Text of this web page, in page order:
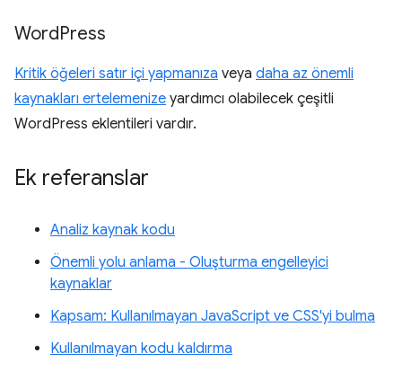
WordPress
Kritik öğeleri satır içi yapmanıza veya daha az önemli
kaynakları ertelemenize yardımcı olabilecek çeşitli
WordPress eklentileri vardır.
Ek referanslar
Analiz kaynak kodu
Önemli yolu anlama - Oluşturma engelleyici
kaynaklar
Kapsam: Kullanılmayan JavaScript ve CSS'yi bulma
Kullanılmayan kodu kaldırma